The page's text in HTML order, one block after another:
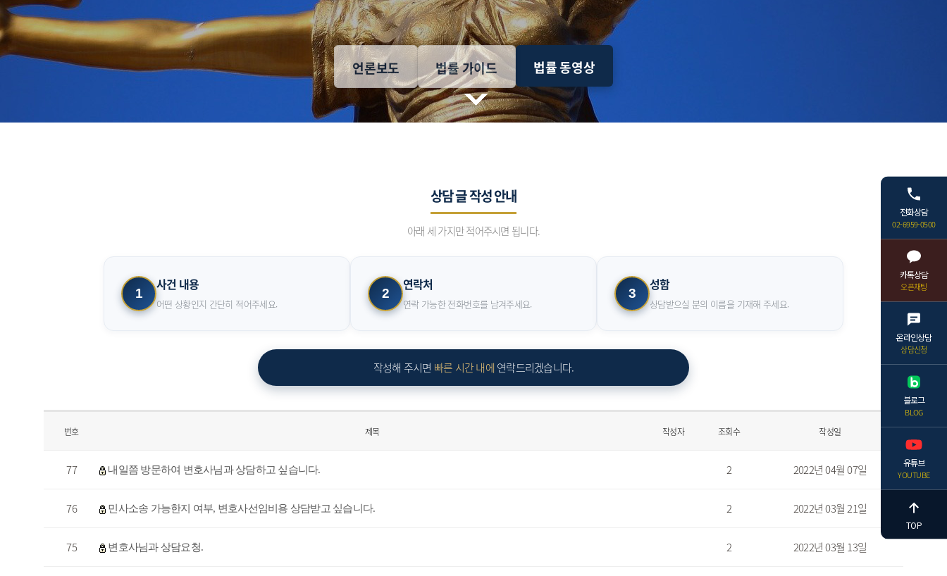
전화상담
02-6959-0500
카톡상담
오픈채팅
온라인상담
상담신청
블로그
BLOG
유튜브
YOUTUBE
TOP
언론보도 법률 가이드 법률 동영상
상담 글 작성 안내
아래 세 가지만 적어주시면 됩니다.
1
사건 내용
어떤 상황인지 간단히 적어주세요.
2
연락처
연락 가능한 전화번호를 남겨주세요.
3
성함
상담받으실 분의 이름을 기재해 주세요.
작성해 주시면 빠른 시간 내에 연락드리겠습니다.
번호 제목 작성자 조회수 작성일
77 내일쯤 방문하여 변호사님과 상담하고 싶습니다. 2 2022년 04월 07일
76 민사소송 가능한지 여부, 변호사선임비용 상담받고 싶습니다. 2 2022년 03월 21일
75 변호사님과 상담요청. 2 2022년 03월 13일